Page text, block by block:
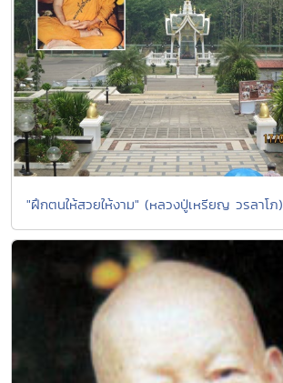
"ฝึกตนให้สวยให้งาม" (หลวงปู่เหรียญ วรลาโภ)